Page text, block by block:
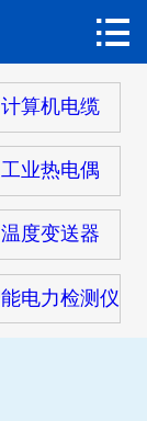
我们
中心
电缆
服务

计算机电缆
工业热电偶
温度变送器
电力检测仪